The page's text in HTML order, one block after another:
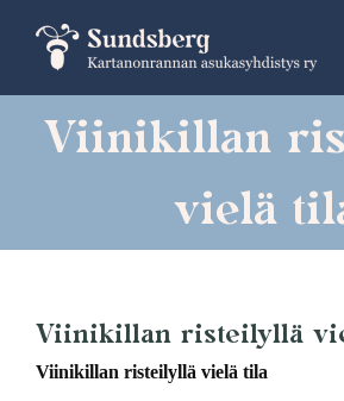
content
Viinikillan
vielä
Viinikillan risteilyllä
Viinikillan risteilyllä vielä tila